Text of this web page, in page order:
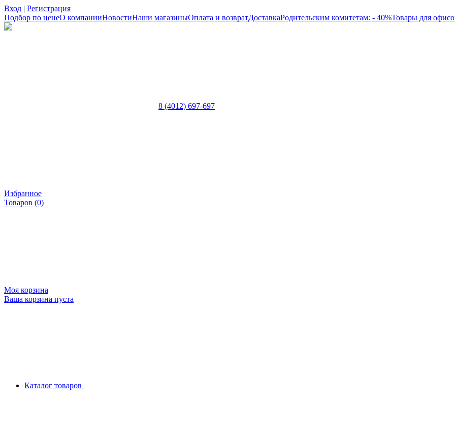
Вход | Регистрация
Подбор по ценеО компанииНовостиНаши магазиныОплата и возвратДоставкаРодительским комитетам: - 40%Товары для
8 (4012) 697-697
Избранное
Товаров (0)
Моя корзина
Ваша корзина пуста
Каталог товаров